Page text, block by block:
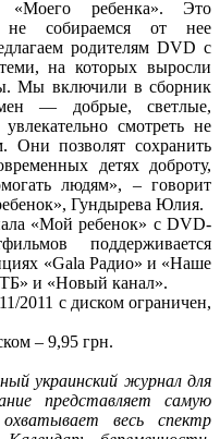
«Моего ребенка». Это
собираемся от нее
родителям DVD с
на которых выросли
Мы включили в сборник
— добрые, светлые,
смотреть не
позволят сохранить
детях доброту,
людям», – говорит
Гундырева Юлия.
«Мой ребенок» с DVD-
поддерживается
«Gala Радио» и «Наше
и «Новый канал».
2011 с диском ограничен,
– 9,95 грн.
украинский журнал для
представляет самую
весь спектр